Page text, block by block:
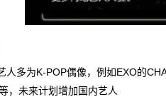
人多为K-POP偶像，例如EXO的
，未来计划增加国内艺人